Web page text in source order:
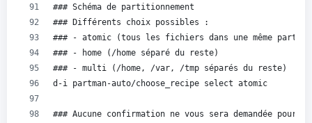
### Schéma de partitionnement
### Différents choix possibles :
### - atomic (tous les fichiers dans une même
### - home (/home séparé du reste)
### - multi (/home, /var, /tmp séparés du reste)
d-i partman-auto/choose_recipe select atomic
### Aucune confirmation ne vous sera demandée pour